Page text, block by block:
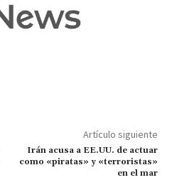
Artículo siguiente
Irán acusa a EE.UU. de actuar
como «piratas» y «terroristas»
en el mar